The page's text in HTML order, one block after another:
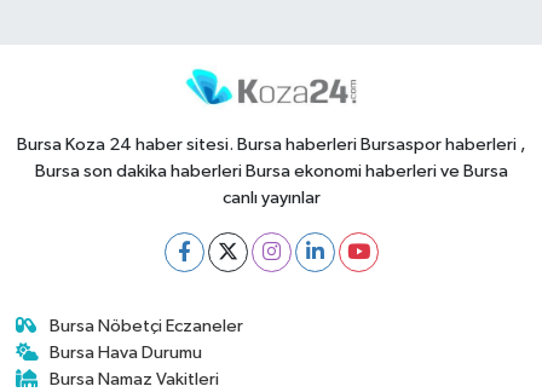
Bursa Koza 24 haber sitesi. Bursa haberleri Bursaspor haberleri ,
Bursa son dakika haberleri Bursa ekonomi haberleri ve Bursa
canlı yayınlar
Bursa Nöbetçi Eczaneler
Bursa Hava Durumu
Bursa Namaz Vakitleri